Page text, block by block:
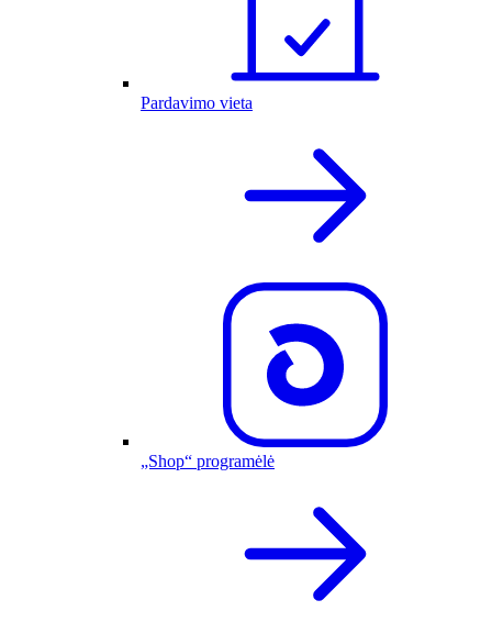
Pardavimo vieta
„Shop“ programėlė